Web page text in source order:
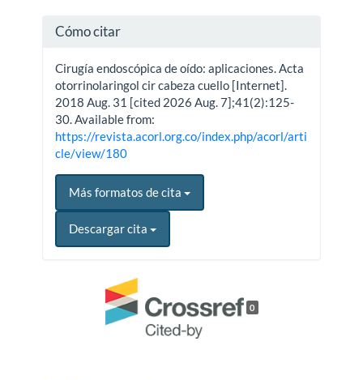
Cómo citar
Cirugía endoscópica de oído: aplicaciones. Acta
otorrinolaringol cir cabeza cuello [Internet].
2018 Aug. 31 [cited 2026 Aug. 7];41(2):125-
30. Available from:
https://revista.acorl.org.co/index.php/acorl/arti
cle/view/180
Más formatos de cita
Descargar cita
0